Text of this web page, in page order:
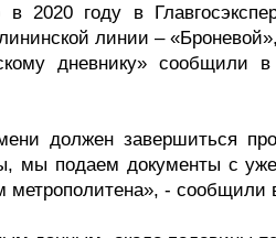
в 2020 году в
линии –
дневнику» сообщили
должен завершиться
мы подаем документы с
метрополитена», - сообщили